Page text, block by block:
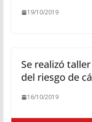
19/10/2019
Se realizó
del riesgo de
16/10/2019